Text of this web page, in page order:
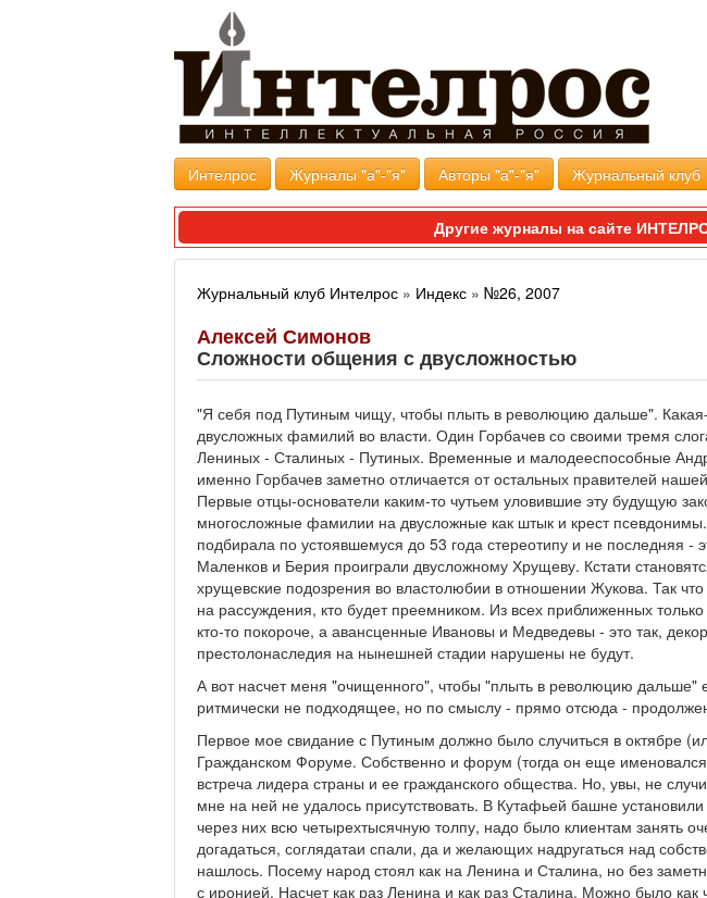
Интелрос Журналы "а"-"я" Авторы "а"-"я" Журнальный клуб
Другие журналы на сайте
Журнальный клуб Интелрос » Индекс » №26, 2007
Алексей Симонов
Сложности общения с двусложностью
"Я себя под Путиным чищу, чтобы плыть в революцию дальше". Какая-
двусложных фамилий во власти. Один Горбачев со своими тремя
Лениных - Сталиных - Путиных. Временные и малодееспособные
именно Горбачев заметно отличается от остальных правителей
Первые отцы-основатели каким-то чутьем уловившие эту будущую
многосложные фамилии на двусложные как штык и крест
подбирала по устоявшемуся до 53 года стереотипу и не последняя -
Маленков и Берия проиграли двусложному Хрущеву. Кстати
хрущевские подозрения во властолюбии в отношении Жукова. Так что
на рассуждения, кто будет преемником. Из всех приближенных
кто-то покороче, а авансценные Ивановы и Медведевы - это так,
престолонаследия на нынешней стадии нарушены не будут.
А вот насчет меня "очищенного", чтобы "плыть в революцию дальше"
ритмически не подходящее, но по смыслу - прямо отсюда -
Первое мое свидание с Путиным должно было случиться в октябре
Гражданском Форуме. Собственно и форум (тогда он еще
встреча лидера страны и ее гражданского общества. Но, увы, не
мне на ней не удалось присутствовать. В Кутафьей башне
через них всю четырехтысячную толпу, надо было клиентам занять
догадаться, соглядатаи спали, да и желающих надругаться над
нашлось. Посему народ стоял как на Ленина и Сталина, но без
с иронией. Насчет как раз Ленина и как раз Сталина. Можно было как